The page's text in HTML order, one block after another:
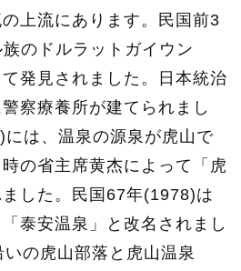
上流にあります。民国前3
のドルラットガイウン
て発見されました。日本統治
察療養所が建てられまし
は、温泉の源泉が虎山で
の省主席黄杰によって「虎
した。民国67年(1978)は
泰安温泉」と改名されまし
の虎山部落と虎山温泉